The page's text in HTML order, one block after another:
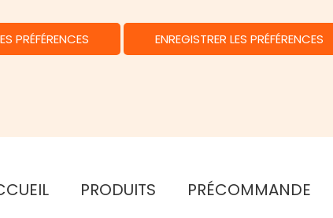
PRÉFÉRENCES ENREGISTRER LES PRÉFÉRENCES
PRODUITS PRÉCOMMANDE